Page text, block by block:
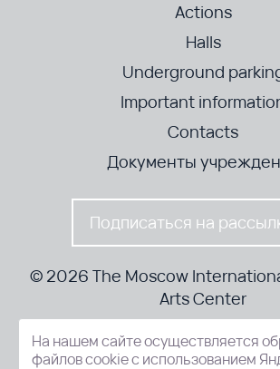
Actions
Halls
Underground
Important
Contacts
Документы
Подписаться на
© 2026 The Moscow
Arts Center
52-8, Kosmodamianskaya nab.,
На нашем сайте осуществляется
файлов cookie с использованием